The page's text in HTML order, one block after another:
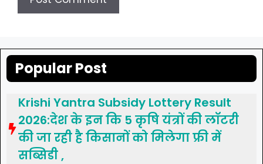
Popular Post
Krishi Yantra Subsidy Lottery Result
2026:देश के इन कि 5 कृषि यंत्रों की लॉटरी
की जा रही है किसानों को मिलेगा फ्री में
सब्सिडी ,